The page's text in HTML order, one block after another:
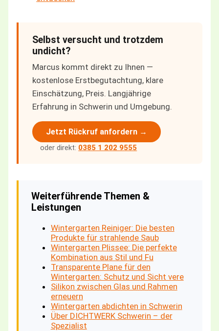
Selbst versucht und trotzdem
undicht?
Marcus kommt direkt zu Ihnen —
kostenlose Erstbegutachtung, klare
Einschätzung, Preis. Langjährige
Erfahrung in Schwerin und Umgebung.
Jetzt Rückruf anfordern →
oder direkt: 0385 1 202 9555
Weiterführende Themen &
Leistungen
Wintergarten Reiniger: Die besten
Produkte für strahlende Saub
Wintergarten Plissee: Die perfekte
Kombination aus Stil und Fu
Transparente Plane für den
Wintergarten: Schutz und Sicht vere
Silikon zwischen Glas und Rahmen
erneuern
Wintergarten abdichten in Schwerin
Über DICHTWERK Schwerin – der
Spezialist